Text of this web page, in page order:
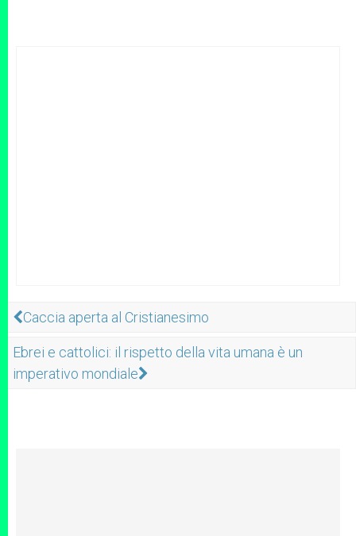
Caccia aperta al Cristianesimo
Ebrei e cattolici: il rispetto della vita umana è un
imperativo mondiale